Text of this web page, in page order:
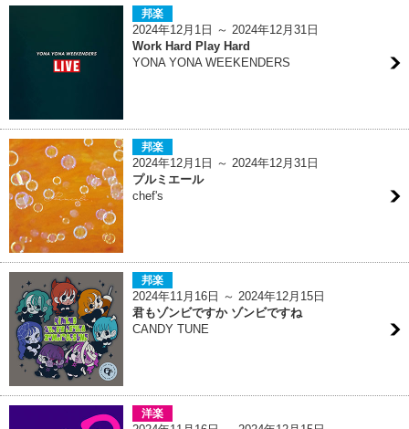
邦楽
2024年12月1日 ～ 2024年12月31日
Work Hard Play Hard
YONA YONA WEEKENDERS
邦楽
2024年12月1日 ～ 2024年12月31日
プルミエール
chef's
邦楽
2024年11月16日 ～ 2024年12月15日
君もゾンビですか ゾンビですね
CANDY TUNE
洋楽